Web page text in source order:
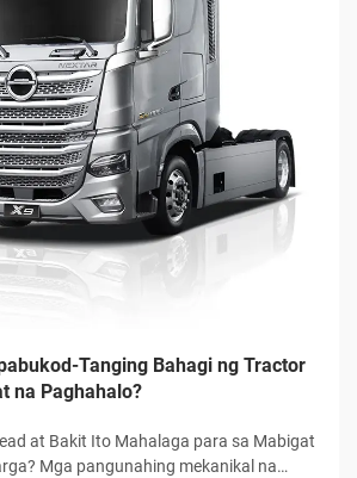
Tanging Bahagi ng Tractor
na Paghahalo?
at Bakit Ito Mahalaga para sa Mabigat
Mga pangunahing mekanikal na